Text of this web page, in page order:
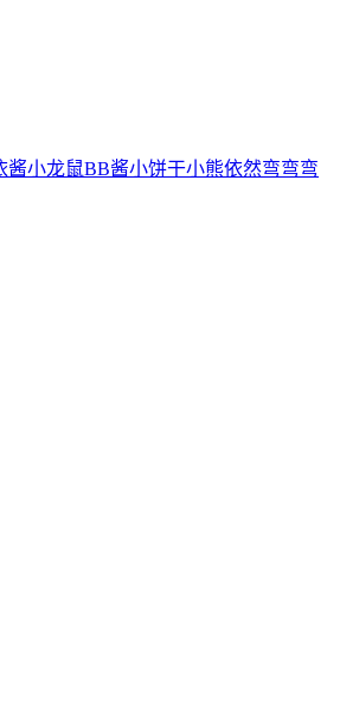
酱小龙鼠BB酱小饼干小熊依然弯弯弯